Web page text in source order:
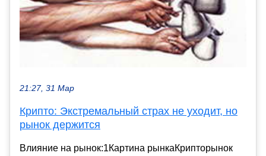
21:27, 31 Мар
Крипто: Экстремальный страх не уходит, но
рынок держится
Влияние на рынок:1Картина рынкаКрипторынок